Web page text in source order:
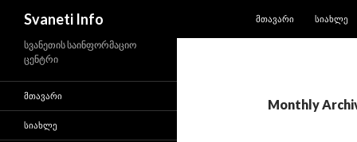
Svaneti Info
ᲛᲗᲐᲕᲐᲠᲘ
ᲡᲘᲐᲮᲚᲔ
Monthly
სვანეთის საინფორმაციო
ცენტრი
ᲛᲗᲐᲕᲐᲠᲘ
ᲡᲘᲐᲮᲚᲔ